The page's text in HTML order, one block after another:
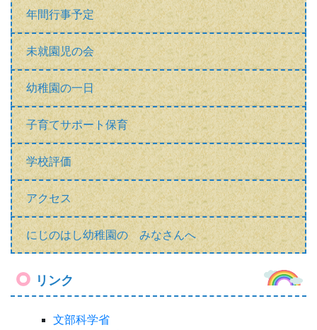
年間行事予定
未就園児の会
幼稚園の一日
子育てサポート保育
学校評価
アクセス
にじのはし幼稚園の みなさんへ
リンク
文部科学省